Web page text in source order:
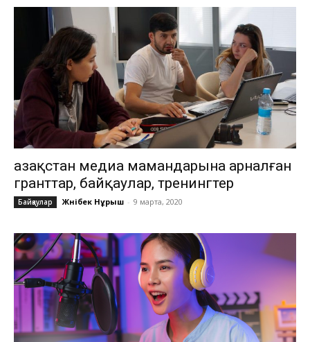
Қазақстан медиа мамандарына арналған
гранттар, байқаулар, тренингтер
Байқаулар Жәнібек Нұрыш - 9 марта, 2020